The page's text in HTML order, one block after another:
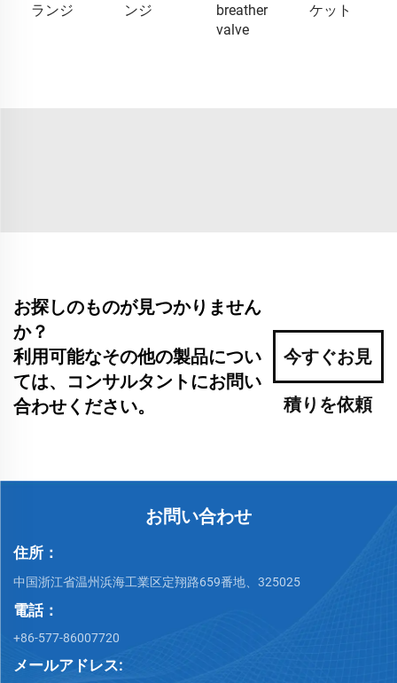
ランジ
ンジ
breather
valve
ケット
お探しのものが見つかりません
か？
利用可能なその他の製品につい
ては、コンサルタントにお問い
合わせください。
今すぐお見
積りを依頼
お問い合わせ
住所：
中国浙江省温州浜海工業区定翔路659番地、325025
電話：
+86-577-86007720
メールアドレス: